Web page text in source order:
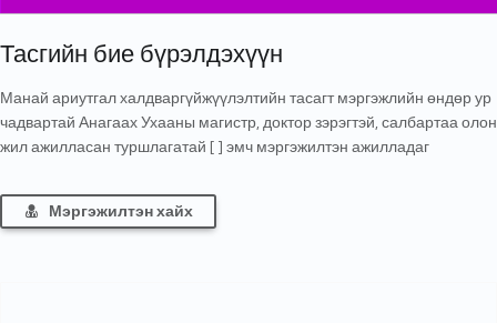
Тасгийн бие бүрэлдэхүүн
Манай ариутгал халдваргүйжүүлэлтийн тасагт мэргэжлийн өндөр ур
чадвартай Анагаах Ухааны магистр, доктор зэрэгтэй, салбартаа олон
жил ажилласан туршлагатай [ ] эмч мэргэжилтэн ажилладаг
Мэргэжилтэн хайх